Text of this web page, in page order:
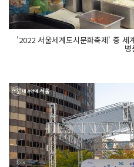
'2022 서울세계도시문화축제' 중
병